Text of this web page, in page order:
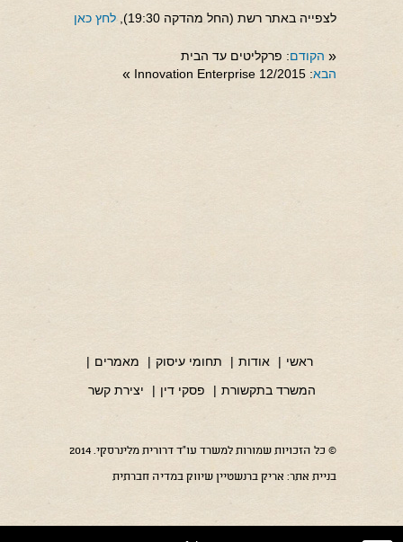
לצפייה באתר רשת (החל מהדקה 19:30), לחץ כאן
« הקודם: פרקליטים עד הבית
הבא: Innovation Enterprise 12/2015
»
ראשי | אודות | תחומי עיסוק | מאמרים |
המשרד בתקשורת | פסקי דין | יצירת קשר
© כל הזכויות שמורות למשרד עו"ד דרורית מלינרסקי. 2014
בניית אתר: אריק ברנשטיין שיווק במדיה חברתית